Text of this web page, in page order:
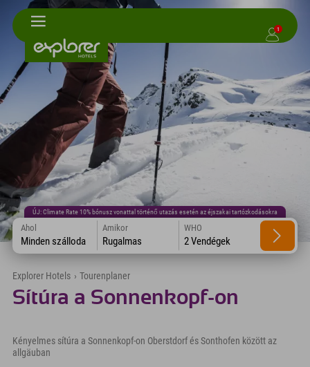
1
ÚJ: Climate Rate 10% bónusz vonattal történő utazás esetén az éjszakai tartózkodásokra
Ahol
Minden szálloda
Amikor
Rugalmas
WHO
2 Vendégek
Explorer Hotels › Tourenplaner
Sítúra a Sonnenkopf-on
Kényelmes sítúra a Sonnenkopf-on Oberstdorf és Sonthofen között az
allgäuban